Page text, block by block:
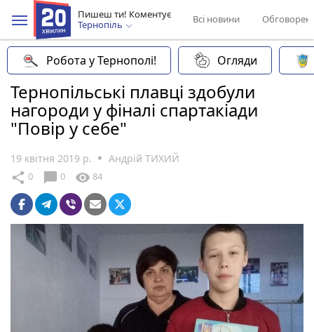
Пишеш ти! Коментує
Тернопіль
Всі новини
Робота у Тернополі! Огляди
Тернопільські плавці здобули
нагороди у фіналі спартакіади
"Повір у себе"
19 квітня 2019 р. Андрій ТИХИЙ
share 0 chat_bubble 0 visibility 84